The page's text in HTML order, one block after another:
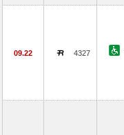
09.22 4327